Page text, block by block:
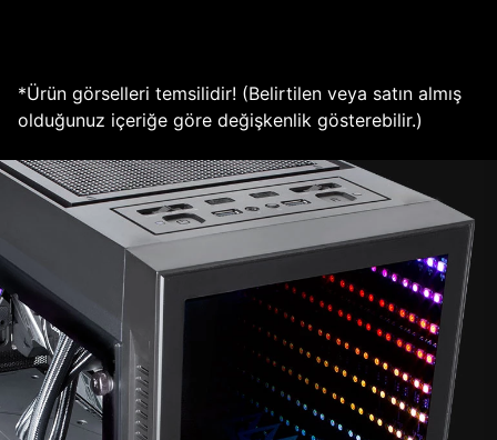
*Ürün görselleri temsilidir! (Belirtilen veya satın almış
olduğunuz içeriğe göre değişkenlik gösterebilir.)